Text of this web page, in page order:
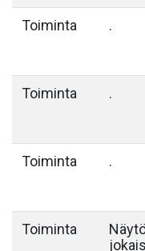
Toiminta .
Toiminta .
Toiminta .
Toiminta